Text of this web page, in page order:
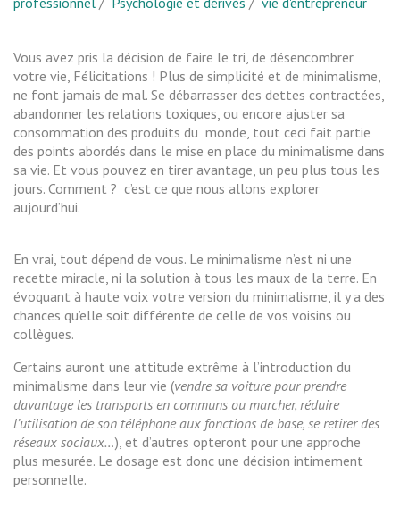
Vous avez pris la décision de faire le tri, de désencombrer
votre vie, Félicitations ! Plus de simplicité et de minimalisme,
ne font jamais de mal. Se débarrasser des dettes contractées,
abandonner les relations toxiques, ou encore ajuster sa
consommation des produits du monde, tout ceci fait partie
des points abordés dans le mise en place du minimalisme dans
sa vie. Et vous pouvez en tirer avantage, un peu plus tous les
jours. Comment ? c’est ce que nous allons explorer
aujourd’hui.
En vrai, tout dépend de vous. Le minimalisme n’est ni une
recette miracle, ni la solution à tous les maux de la terre. En
évoquant à haute voix votre version du minimalisme, il y a des
chances qu’elle soit différente de celle de vos voisins ou
collègues.
Certains auront une attitude extrême à l’introduction du
minimalisme dans leur vie (vendre sa voiture pour prendre
davantage les transports en communs ou marcher, réduire
l’utilisation de son téléphone aux fonctions de base, se retirer des
réseaux sociaux…), et d’autres opteront pour une approche
plus mesurée. Le dosage est donc une décision intimement
personnelle.